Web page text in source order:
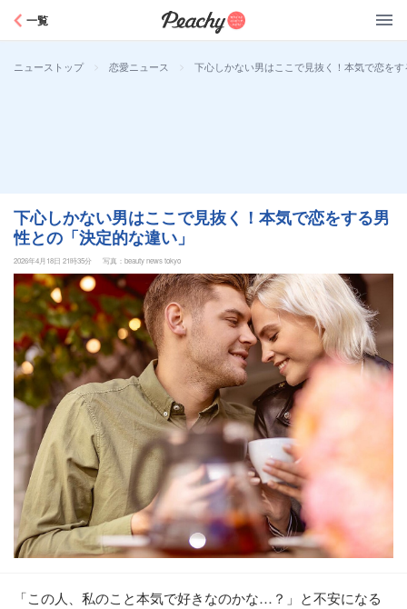
一覧
ニューストップ > 恋愛ニュース > 下心しかない男はここで見抜く！本気で恋を
下心しかない男はここで見抜く！本気で恋をする男
性との「決定的な違い」
2026年4月18日 21時35分 写真：beauty news tokyo
「この人、私のこと本気で好きなのかな…？」と不安になる